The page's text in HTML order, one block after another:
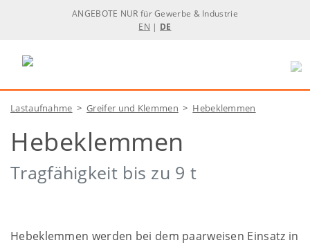
ANGEBOTE NUR für Gewerbe & Industrie
EN | DE
Lastaufnahme >Greifer und Klemmen > Hebeklemmen
Hebeklemmen
Tragfähigkeit bis zu 9 t
Hebeklemmen werden bei dem paarweisen Einsatz in